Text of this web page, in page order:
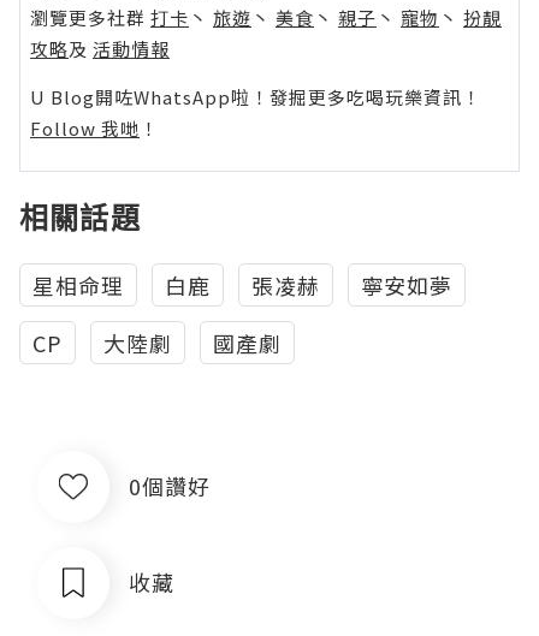
瀏覽更多社群 打卡 丶 旅遊 丶 美食 丶 親子 丶 寵物 丶 扮靚
攻略及 活動情報
U Blog開咗WhatsApp啦！發掘更多吃喝玩樂資訊！
Follow 我哋 ！
相關話題
星相命理 白鹿 張凌赫
寧安如夢
CP
大陸劇 國產劇
0個讚好
收藏